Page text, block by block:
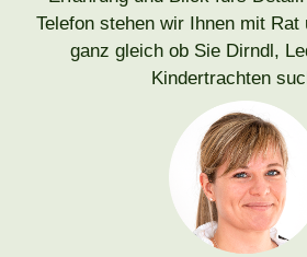
Telefon stehen wir Ihnen mit Rat
ganz gleich ob Sie Dirndl,
Kindertrachten